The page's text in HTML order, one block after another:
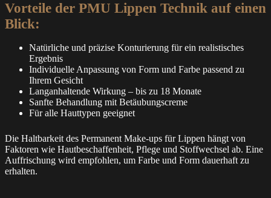
Vorteile der PMU Lippen Technik auf einen
Blick:
Natürliche und präzise Konturierung für ein realistisches
Ergebnis
Individuelle Anpassung von Form und Farbe passend zu
Ihrem Gesicht
Langanhaltende Wirkung – bis zu 18 Monate
Sanfte Behandlung mit Betäubungscreme
Für alle Hauttypen geeignet
Die Haltbarkeit des Permanent Make-ups für Lippen hängt von
Faktoren wie Hautbeschaffenheit, Pflege und Stoffwechsel ab. Eine
Auffrischung wird empfohlen, um Farbe und Form dauerhaft zu
erhalten.